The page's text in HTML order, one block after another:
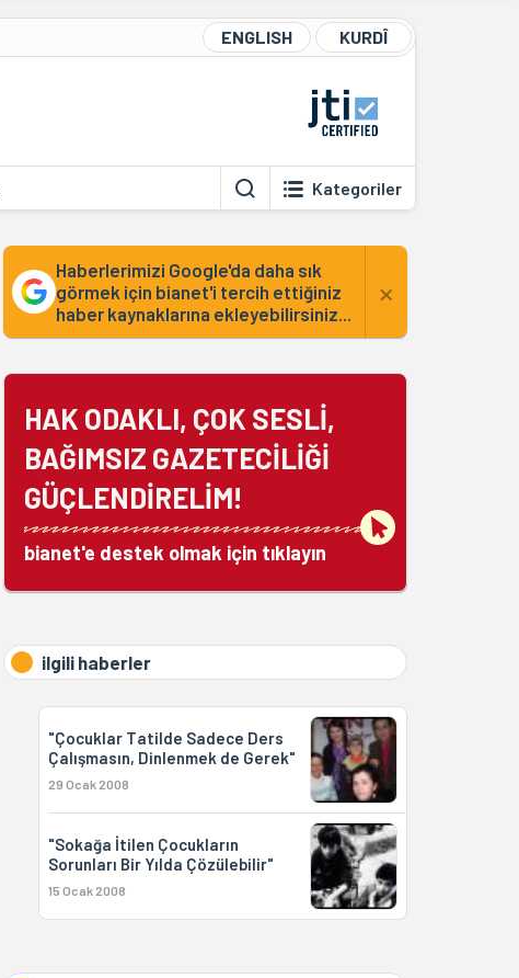
ENGLISH KURDÎ
Kategoriler
Haberlerimizi Google'da daha sık
görmek için bianet'i tercih ettiğiniz
haber kaynaklarına ekleyebilirsiniz...
×
HAK ODAKLI, ÇOK SESLİ,
BAĞIMSIZ GAZETECİLİĞİ
GÜÇLENDİRELİM!
bianet'e destek olmak için tıklayın
ilgili haberler
"Çocuklar Tatilde Sadece Ders
Çalışmasın, Dinlenmek de Gerek"
29 Ocak 2008
"Sokağa İtilen Çocukların
Sorunları Bir Yılda Çözülebilir"
15 Ocak 2008